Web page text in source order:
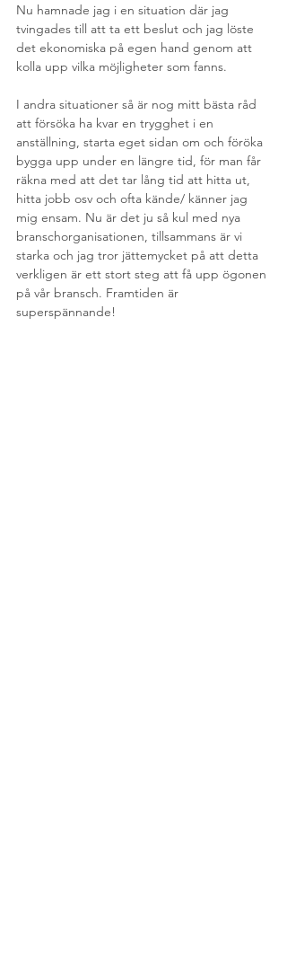
Nu hamnade jag i en situation där jag
tvingades till att ta ett beslut och jag löste
det ekonomiska på egen hand genom att
kolla upp vilka möjligheter som fanns.
I andra situationer så är nog mitt bästa råd
att försöka ha kvar en trygghet i en
anställning, starta eget sidan om och föröka
bygga upp under en längre tid, för man får
räkna med att det tar lång tid att hitta ut,
hitta jobb osv och ofta kände/ känner jag
mig ensam. Nu är det ju så kul med nya
branschorganisationen, tillsammans är vi
starka och jag tror jättemycket på att detta
verkligen är ett stort steg att få upp ögonen
på vår bransch. Framtiden är
superspännande!